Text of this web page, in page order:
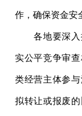
作，确保资金安
各地要深入
实公平竞争审
类经营主体参
拟转让或报废